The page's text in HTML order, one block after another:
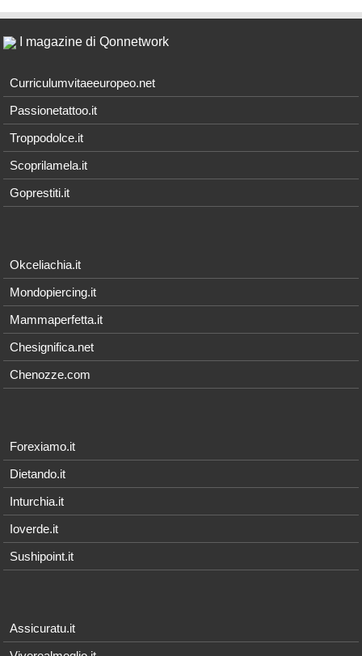
I magazine di Qonnetwork
Curriculumvitaeeuropeo.net
Passionetattoo.it
Troppodolce.it
Scoprilamela.it
Goprestiti.it
Okceliachia.it
Mondopiercing.it
Mammaperfetta.it
Chesignifica.net
Chenozze.com
Forexiamo.it
Dietando.it
Inturchia.it
Ioverde.it
Sushipoint.it
Assicuratu.it